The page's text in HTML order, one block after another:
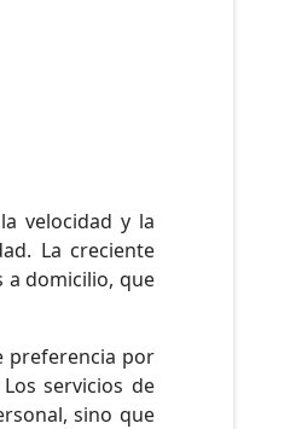
velocidad y la
La creciente
a domicilio, que
preferencia por
servicios de
sino que